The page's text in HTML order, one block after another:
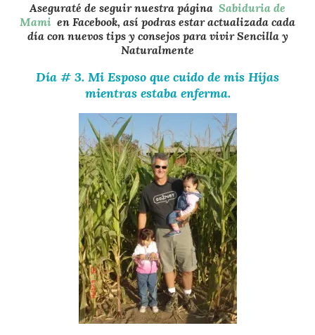
Aseguraté de seguir nuestra página Sabiduria de
Mami en Facebook, así podras estar actualizada cada
día con nuevos tips y consejos para vivir Sencilla y
Naturalmente
Día # 3. Mi Esposo que cuido de mis Hijas
mientras estaba enferma.